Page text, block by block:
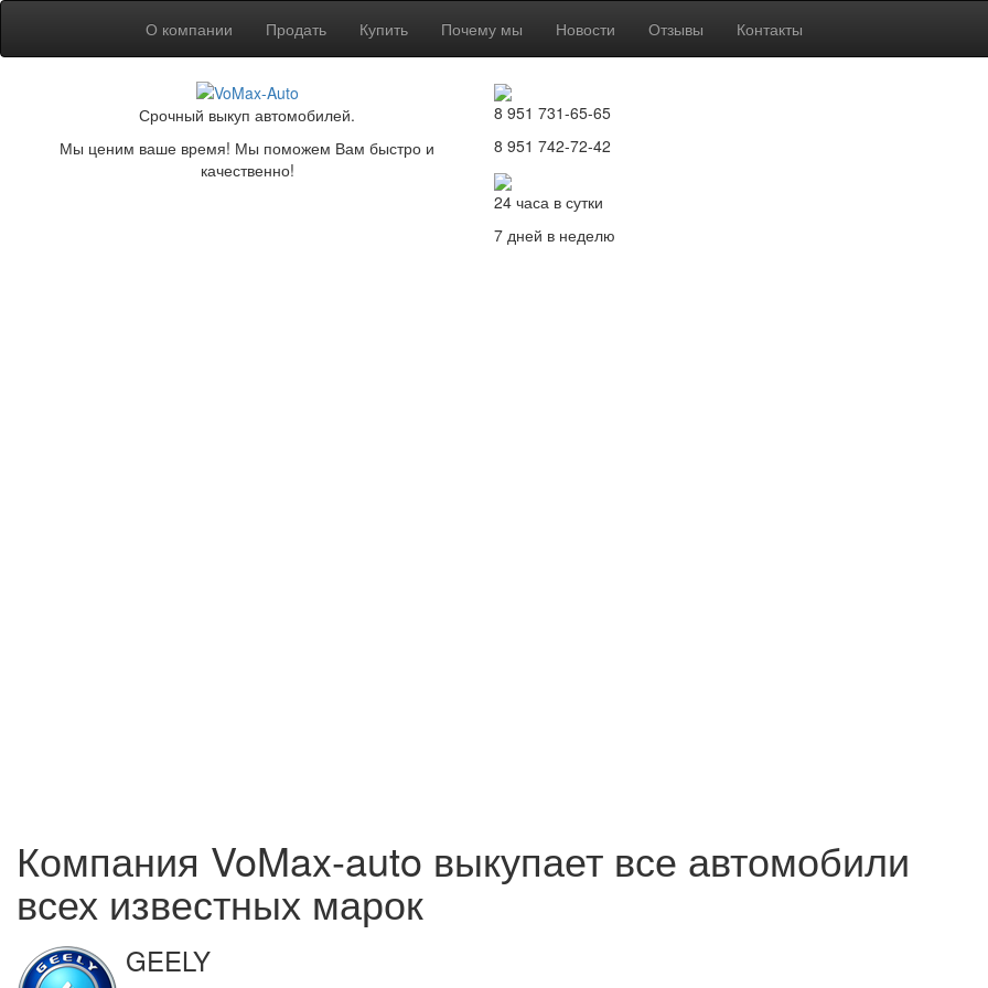
О компании Продать Купить Почему мы Новости Отзывы Контакты
Срочный выкуп автомобилей.
Мы ценим ваше время! Мы поможем Вам быстро и
качественно!
8 951 731-65-65
8 951 742-72-42
24 часа в сутки
7 дней в неделю
Компания VoMax-auto выкупает все автомобили
всех известных марок
GEELY